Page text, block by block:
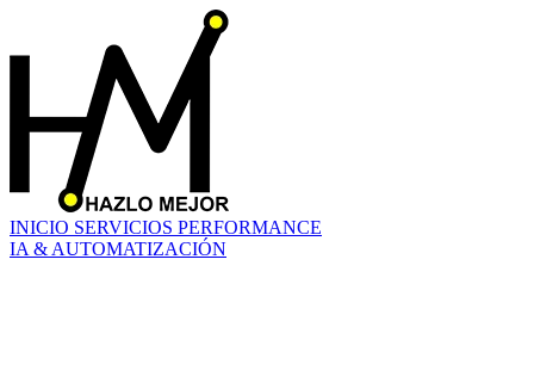
INICIO SERVICIOS PERFORMANCE
IA & AUTOMATIZACIÓN